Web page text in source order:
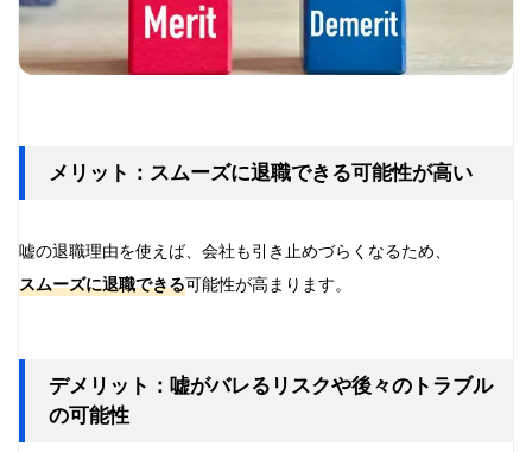
メリット：スムーズに退職できる可能性が高い
嘘の退職理由を使えば、会社も引き止めづらくなるため、
スムーズに退職できる可能性が高まります。
デメリット：嘘がバレるリスクや後々のトラブル
の可能性